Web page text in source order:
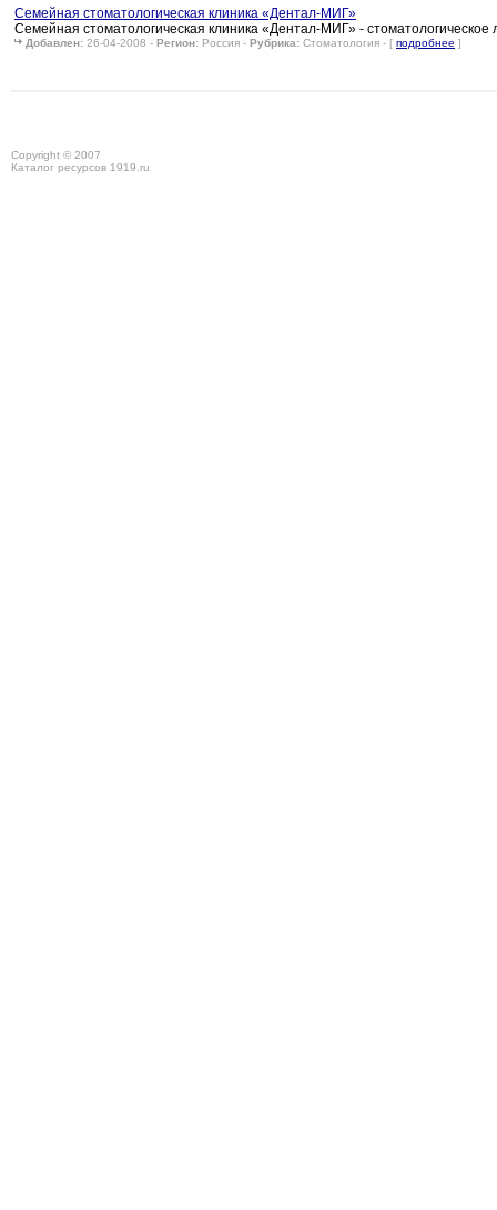
Семейная стоматологическая клиника «Дентал-МИГ»
Семейная стоматологическая клиника «Дентал-МИГ» -
Добавлен: 26-04-2008 - Регион: Россия - Рубрика: Стоматология - [ подробнее ]
Copyright © 2007
Каталог ресурсов 1919.ru